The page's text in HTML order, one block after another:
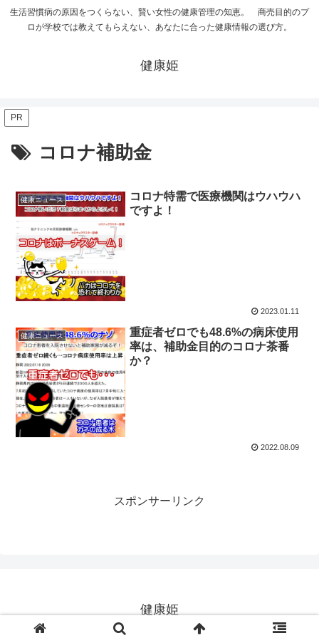
生活習慣病の原因をつくらない、賢い女性の健康管理の知恵。 商売目的のプ
ロが学校では教えてもらえない、あなたに合った健康情報の選び方。
健康姫
PR
コロナ補助金
健康ニュース
コロナ特需で医療機関はウハウハ
ですよ！
2023.01.11
健康ニュース
重症者ゼロでも48.6%の病床使用
率は、補助金目的のコロナ茶番
か？
2022.08.09
スポンサーリンク
健康姫
Copyright © 2004-2026 健康姫 All Rights Reserved.